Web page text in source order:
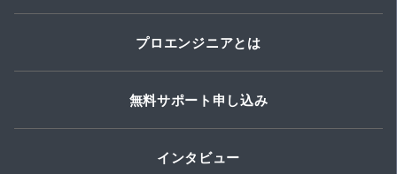
プロエンジニアとは
無料サポート申し込み
インタビュー